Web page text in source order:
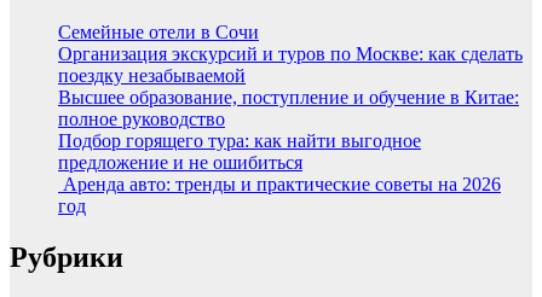
Семейные отели в Сочи
Организация экскурсий и туров по Москве: как сделать
поездку незабываемой
Высшее образование, поступление и обучение в Китае:
полное руководство
Подбор горящего тура: как найти выгодное
предложение и не ошибиться
Аренда авто: тренды и практические советы на 2026
год
Рубрики